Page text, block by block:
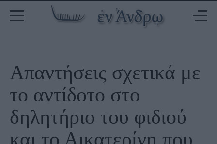
Απαντήσεις σχετικά με
το αντίδοτο στο
δηλητήριο του φιδιού
και το Αικατερίνη που